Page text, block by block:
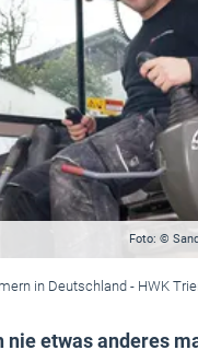
Foto: ©
in Deutschland - HWK
nie etwas anderes